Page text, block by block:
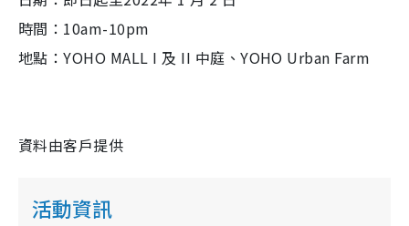
時間：10am-10pm
地點：YOHO MALL I 及 II 中庭、YOHO Urban Farm
資料由客戶提供
活動資訊